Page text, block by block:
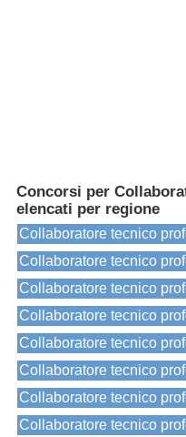
Concorsi per
elencati per regione
Collaboratore tecnico
Collaboratore tecnico
Collaboratore tecnico
Collaboratore tecnico
Collaboratore tecnico
Collaboratore tecnico
Collaboratore tecnico
Collaboratore tecnico